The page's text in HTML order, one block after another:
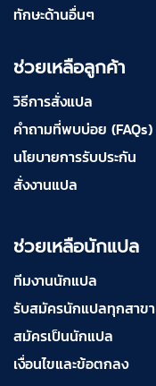
ทักษะด้านอื่นๆ
ช่วยเหลือลูกค้า
วิธีการสั่งแปล
คำถามที่พบบ่อย (FAQs)
นโยบายการรับประกัน
สั่งงานแปล
ช่วยเหลือนักแปล
ทีมงานนักแปล
รับสมัครนักแปลทุกสาขา
สมัครเป็นนักแปล
เงื่อนไขและข้อตกลง